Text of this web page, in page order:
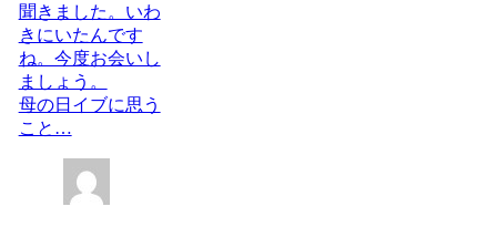
聞きました。いわ
きにいたんです
ね。今度お会いし
ましょう。
母の日イブに思う
こと…